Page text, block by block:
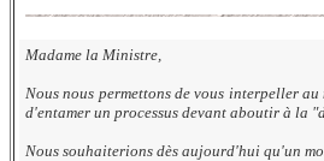
Madame la Ministre,
Nous nous permettons de vous interpeller
d'entamer un processus devant aboutir à la
Nous souhaiterions dès aujourd'hui qu'un